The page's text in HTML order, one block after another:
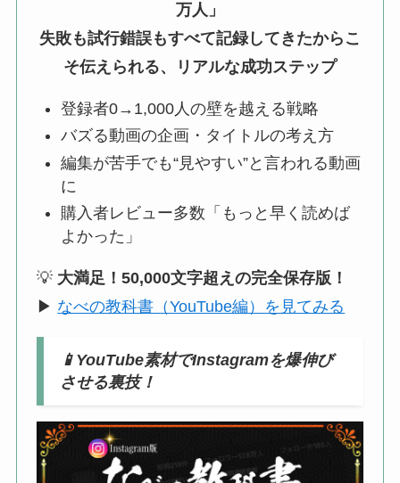
万人」
失敗も試行錯誤もすべて記録してきたからこ
そ伝えられる、リアルな成功ステップ
登録者0→1,000人の壁を越える戦略
バズる動画の企画・タイトルの考え方
編集が苦手でも“見やすい”と言われる動画
に
購入者レビュー多数「もっと早く読めば
よかった」
💡 大満足！50,000文字超えの完全保存版！
▶ なべの教科書（YouTube編）を見てみる
📱 YouTube素材でInstagramを爆伸び
させる裏技！